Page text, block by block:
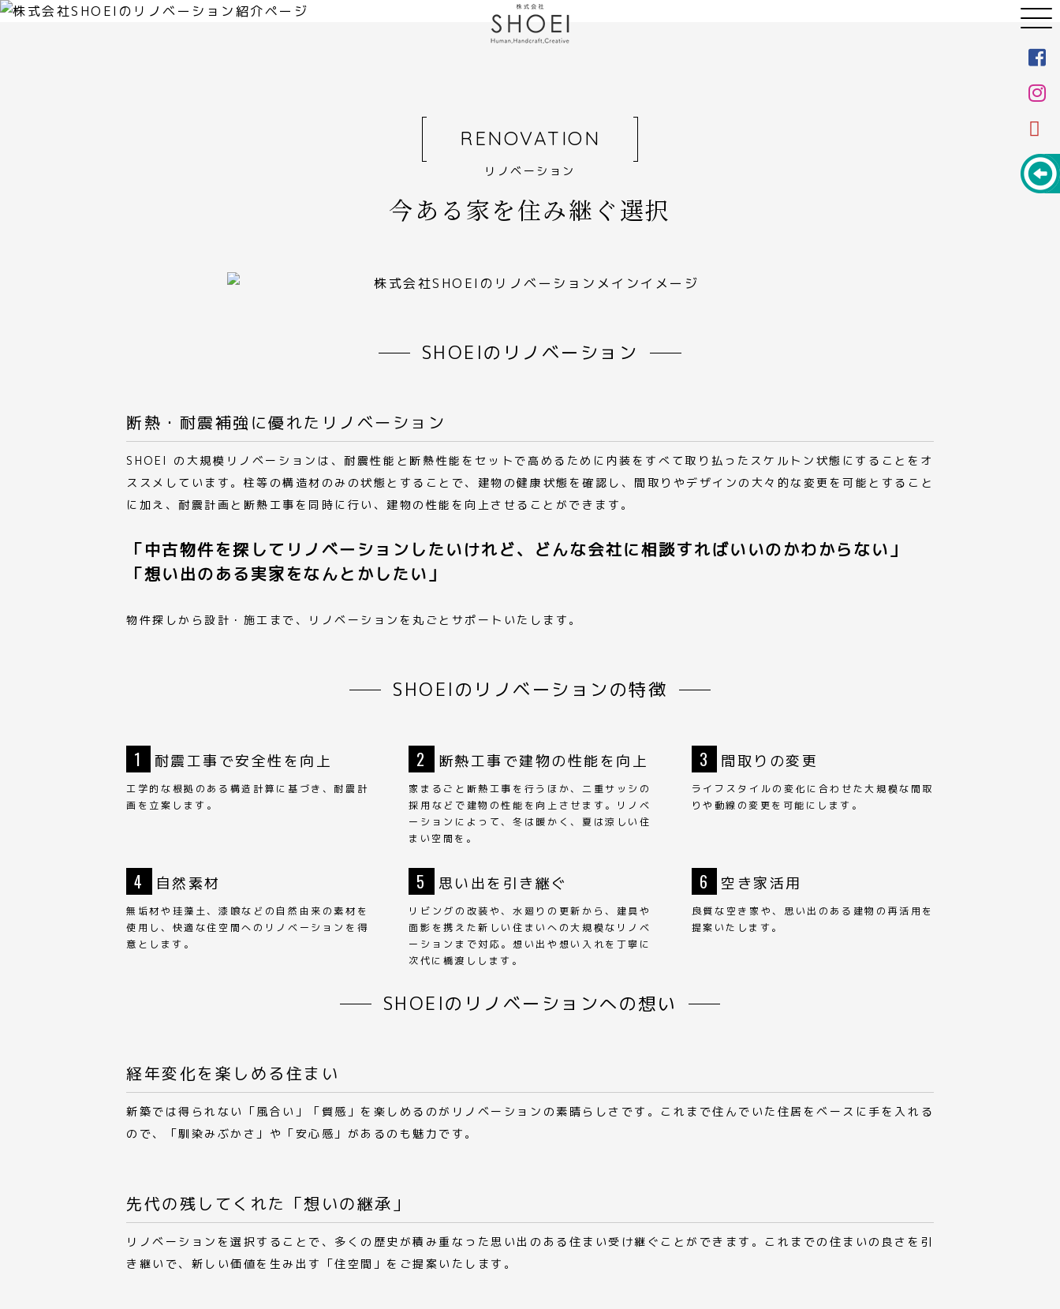
RENOVATION
リノベーション
今ある家を住み継ぐ選択
SHOEIのリノベーション
断熱・耐震補強に優れたリノベーション
SHOEI の大規模リノベーションは、耐震性能と断熱性能をセットで高めるために内装をすべて取り払ったスケルトン状態にすることをオ
ススメしています。柱等の構造材のみの状態とすることで、建物の健康状態を確認し、間取りやデザインの大々的な変更を可能とすること
に加え、耐震計画と断熱工事を同時に行い、建物の性能を向上させることができます。
「中古物件を探してリノベーションしたいけれど、どんな会社に相談すればいいのかわからない」
「想い出のある実家をなんとかしたい」
物件探しから設計・施工まで、リノベーションを丸ごとサポートいたします。
SHOEIのリノベーションの特徴
1 耐震工事で安全性を向上
工学的な根拠のある構造計算に基づき、耐震計
画を立案します。
2 断熱工事で建物の性能を向上
家まるごと断熱工事を行うほか、二重サッシの
採用などで建物の性能を向上させます。リノベ
ーションによって、冬は暖かく、夏は涼しい住
まい空間を。
3 間取りの変更
ライフスタイルの変化に合わせた大規模な間取
りや動線の変更を可能にします。
4 自然素材
無垢材や珪藻土、漆喰などの自然由来の素材を
使用し、快適な住空間へのリノベーションを得
意とします。
5 思い出を引き継ぐ
リビングの改装や、水廻りの更新から、建具や
面影を携えた新しい住まいへの大規模なリノベ
ーションまで対応。想い出や想い入れを丁寧に
次代に橋渡しします。
6 空き家活用
良質な空き家や、思い出のある建物の再活用を
提案いたします。
SHOEIのリノベーションへの想い
経年変化を楽しめる住まい
新築では得られない「風合い」「質感」を楽しめるのがリノベーションの素晴らしさです。これまで住んでいた住居をベースに手を入れる
ので、「馴染みぶかさ」や「安心感」があるのも魅力です。
先代の残してくれた「想いの継承」
リノベーションを選択することで、多くの歴史が積み重なった思い出のある住まい受け継ぐことができます。これまでの住まいの良さを引
き継いで、新しい価値を生み出す「住空間」をご提案いたします。